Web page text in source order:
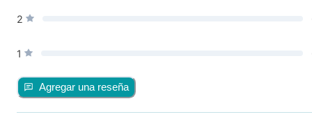
2
1
Agregar una reseña